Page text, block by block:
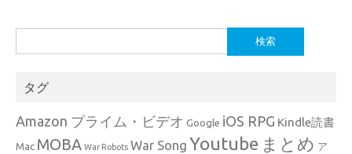
索:
タグ
Amazon プライム・ビデオ Google iOS RPG Kindle読書
Mac MOBA War Robots War Song Youtube まとめ ア